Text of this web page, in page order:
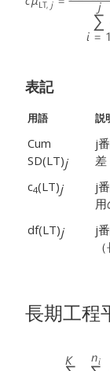
表記
用語 説
Cum
SD(LT)j
j
差
c4(LT)j
j
用
df(LT)j
j
長期工程